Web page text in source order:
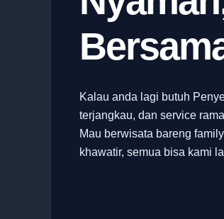
Kalau anda lagi butuh
terjangkau, dan service
Mau berwisata bareng
khawatir, semua bisa kami